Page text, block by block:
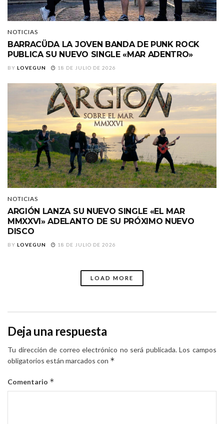
NOTICIAS
BARRACÜDA LA JOVEN BANDA DE PUNK ROCK
PUBLICA SU NUEVO SINGLE «MAR ADENTRO»
BY LOVEGUN 18 DE JULIO DE 2026
NOTICIAS
ARGIÓN LANZA SU NUEVO SINGLE «EL MAR
MMXXVI» ADELANTO DE SU PRÓXIMO NUEVO
DISCO
BY LOVEGUN 18 DE JULIO DE 2026
LOAD MORE
Deja una respuesta
Tu dirección de correo electrónico no será publicada. Los campos
obligatorios están marcados con *
Comentario *